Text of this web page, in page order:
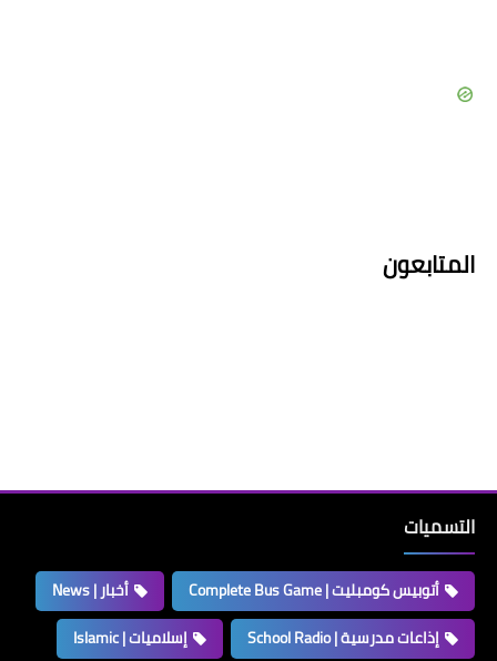
المتابعون
التسميات
أتوبيس كومبليت | Complete Bus Game
أخبار | News
إذاعات مدرسية | School Radio
إسلاميات | Islamic